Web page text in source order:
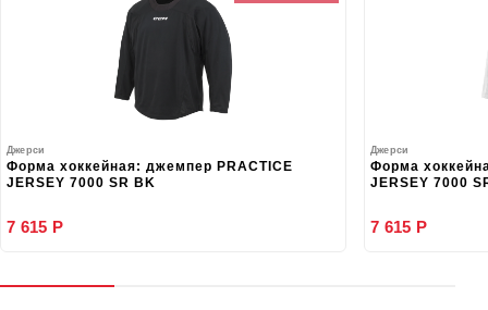
Джерси
Форма хоккейная: джемпер PRACTICE
JERSEY 7000 SR BK
7 615 Р
Джерси
Форма
JERSEY 7000
7 615 Р